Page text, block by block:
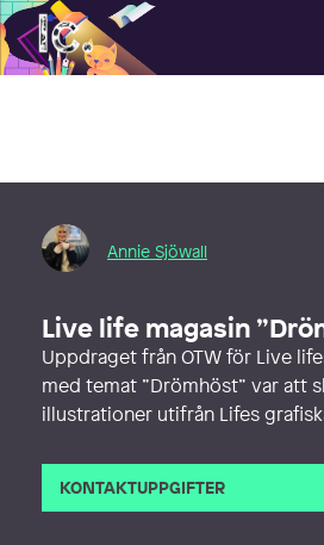
Illustratörcentrum
Annie Sjöwall
Live life magasin
Uppdraget från OTW för Live
med temat ”Drömhöst” var att
illustrationer utifrån Lifes
KONTAKTUPPGIFTER